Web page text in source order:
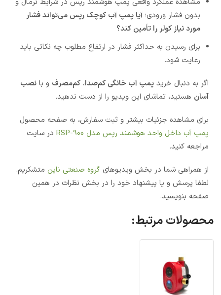
بدون فشار ورودی؛ آیا پمپ آب کوچک رپس می‌تواند فشار
مورد نیاز کولر را تأمین کند؟
برای رسیدن به حداکثر فشار در ارتفاع مطلوب چه نکاتی باید
رعایت شود.
اگر به دنبال خرید پمپ آب خانگی کم‌صدا، کم‌مصرف و با نصب
آسان هستید، تماشای این ویدیو را از دست ندهید.
برای مشاهده جزئیات بیشتر و ثبت سفارش، به صفحه محصول
پمپ آب داخل واحد هوشمند رپس مدل RSP-900
در سایت
مراجعه کنید.
از همراهی شما در بخش ویدیوهای گروه صنعتی ناین متشکریم.
لطفا پرسش و یا پیشنهاد خود را در بخش نظرات در همین
صفحه بنویسید.
محصولات مرتبط: